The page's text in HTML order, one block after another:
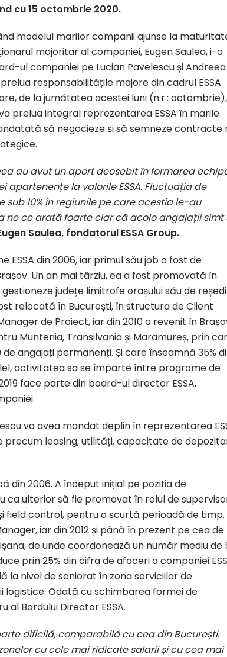
cu 15 octombrie 2020.
modelul marilor companii ajunse la
majoritar al companiei, Eugen Saulea, i-a
ul companiei pe Lucian Pavelescu și Andreea
responsabilitățile majore din cadrul ESSA
de la jumătatea acestei luni (n.r.: octombrie),
prelua integral reprezentarea ESSA în marile
să negocieze și să semneze contracte
au avut un aport deosebit în formarea
apartenențe la valorile ESSA. Fluctuația de
sub 10% în regiunile pe care acestia le-au
ne ce arată foarte clar că acolo angajații simt
Saulea, fondatorul ESSA Group.
din 2006, iar primul său job a fost de
Un an mai târziu, ea a fost promovată în
județe limitrofe orașului său de
relocată în București, în structura de Client
de Proiect, iar din 2010 a revenit în
Muntenia, Transilvania și Maramureș, prin
angajați permanenți. Și care înseamnă 35%
activitatea sa se împarte între programe de
face parte din board-ul director ESSA,
va avea mandat deplin în reprezentarea
precum leasing, utilități, capacitate de
din 2006. A început inițial pe poziția de
ulterior să fie promovat în rolul de
field control, pentru o scurtă perioadă de timp.
iar din 2012 și până în prezent pe cea de
de unde coordonează un număr mediu de
prin 25% din cifra de afaceri a companiei
nivel de seniorat în zona serviciilor de
logistice. Odată cu schimbarea formei de
al Bordului Director ESSA.
dificilă, comparabilă cu cea din București.
cu cele mai ridicate salarii și cu cea mai